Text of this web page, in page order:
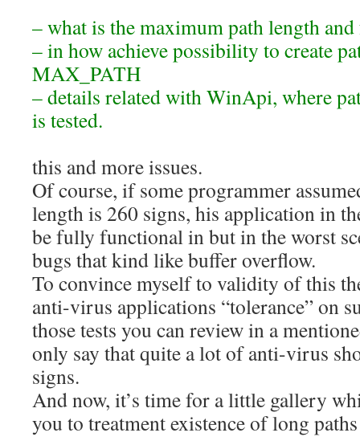
– what is the maximum path length
– in how achieve possibility to create
MAX_PATH
– details related with WinApi, where
is tested.
this and more issues.
Of course, if some programmer
length is 260 signs, his application in
be fully functional in but in the worst
bugs that kind like buffer overflow.
To convince myself to validity of this
anti-virus applications “tolerance” on
those tests you can review in a
only say that quite a lot of anti-virus
signs.
And now, it’s time for a little gallery
you to treatment existence of long